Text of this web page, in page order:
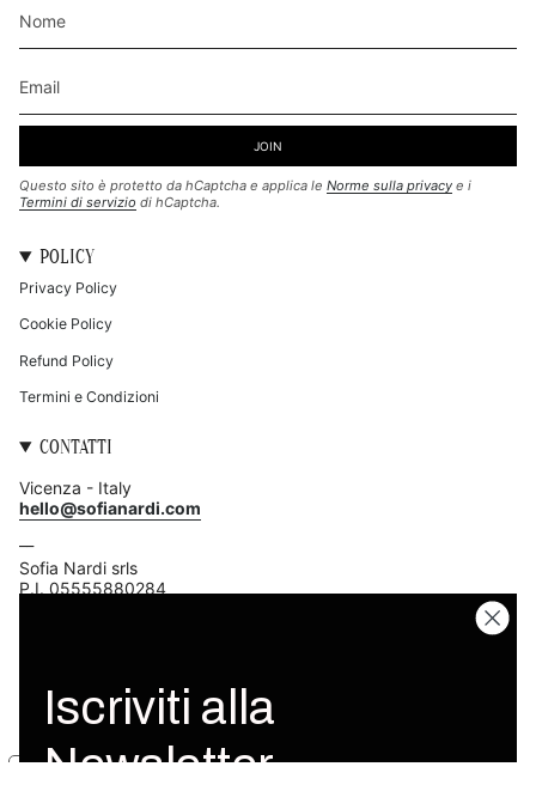
JOIN
Questo sito è protetto da hCaptcha e applica le Norme sulla privacy e i
Termini di servizio di hCaptcha.
POLICY
Privacy Policy
Cookie Policy
Refund Policy
Termini e Condizioni
CONTATTI
Vicenza - Italy
hello@sofianardi.com
Sofia Nardi srls
P.I. 05555880284
Iscriviti alla
Newsletter
ricevere subito il 10% di sconto, offerte
community.